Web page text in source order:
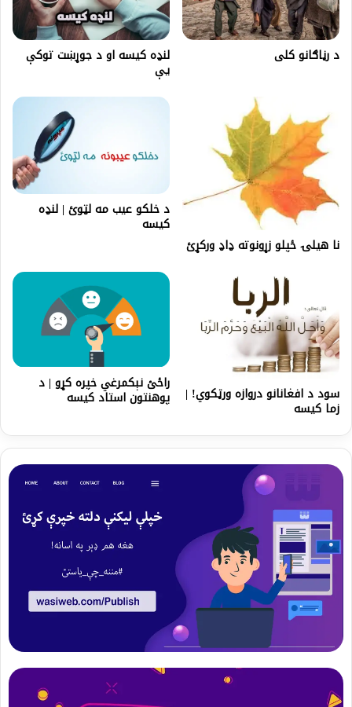
د رڼاګانو کلی لنډه کیسه او د جوړښت توکې
یې
نا هيلۍ ځپلو زړونوته ډاډ ورکړئ
د خلکو عیب مه لټوئ | لنډه
کیسه
سود د افغانانو دروازه ورټکوي! |
زما کیسه
راځئ نېکمرغي خپره کړو | د
پوهنتون استاد کیسه